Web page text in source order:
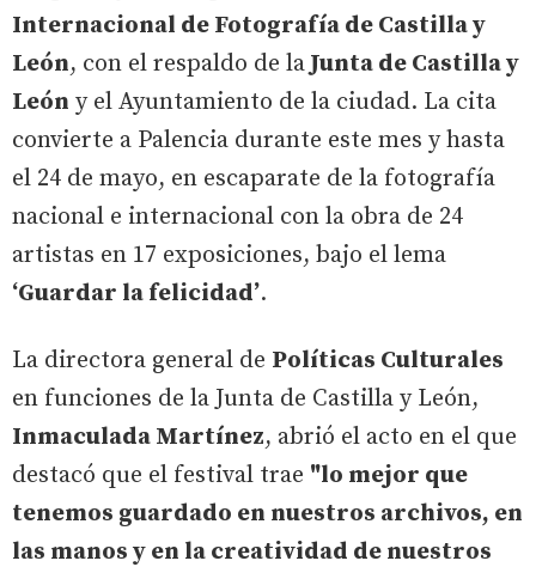
Internacional de Fotografía de Castilla y
León, con el respaldo de la Junta de Castilla y
León y el Ayuntamiento de la ciudad. La cita
convierte a Palencia durante este mes y hasta
el 24 de mayo, en escaparate de la fotografía
nacional e internacional con la obra de 24
artistas en 17 exposiciones, bajo el lema
‘Guardar la felicidad’.
La directora general de Políticas Culturales
en funciones de la Junta de Castilla y León,
Inmaculada Martínez, abrió el acto en el que
destacó que el festival trae "lo mejor que
tenemos guardado en nuestros archivos, en
las manos y en la creatividad de nuestros